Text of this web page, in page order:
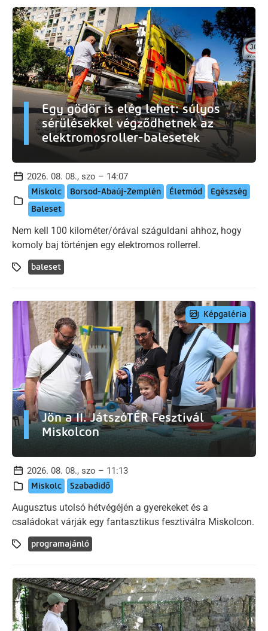
Egy gödör is elég lehet: súlyos
sérülésekkel végződhetnek az
elektromosroller-balesetek
2026. 08. 08., szo – 14:07
Miskolc Borsod-Abaúj-Zemplén Életmód
Egészség
Baleset
Nem kell 100 kilométer/órával száguldani ahhoz, hogy
komoly baj történjen egy elektromos rollerrel.
baleset
Képgaléria
Jön a II. JátszóTÉR Fesztivál
Miskolcon
2026. 08. 08., szo – 11:13
Miskolc Szabadidő
Augusztus utolsó hétvégéjén a gyerekeket és a
családokat várják egy fantasztikus fesztiválra Miskolcon.
programajánló